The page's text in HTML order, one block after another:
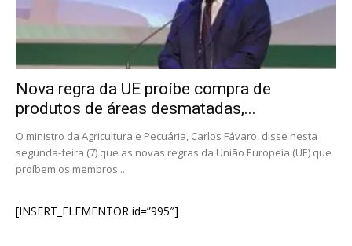
Nova regra da UE proíbe compra de
produtos de áreas desmatadas,...
O ministro da Agricultura e Pecuária, Carlos Fávaro, disse nesta
segunda-feira (7) que as novas regras da União Europeia (UE) que
proíbem os membros...
[INSERT_ELEMENTOR id=”995″]